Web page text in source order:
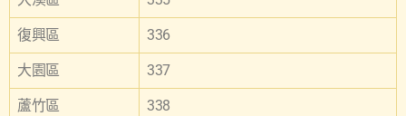
復興區 336
大園區 337
蘆竹區 338